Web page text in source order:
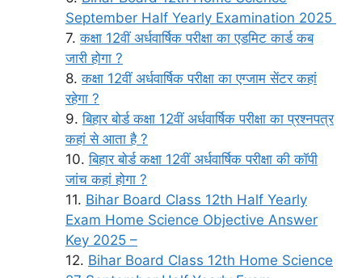
September Half Yearly Examination 2025
कक्षा 12वीं अर्धवार्षिक परीक्षा का एडमिट कार्ड कब
जारी होगा ?
कक्षा 12वीं अर्धवार्षिक परीक्षा का एग्जाम सेंटर कहां
रहेगा ?
बिहार बोर्ड कक्षा 12वीं अर्धवार्षिक परीक्षा का प्रश्नपत्र
कहां से आता है ?
बिहार बोर्ड कक्षा 12वीं अर्धवार्षिक परीक्षा की कॉपी
जांच कहां होगा ?
Bihar Board Class 12th Half Yearly
Exam Home Science Objective Answer
Key 2025 –
Bihar Board Class 12th Home Science